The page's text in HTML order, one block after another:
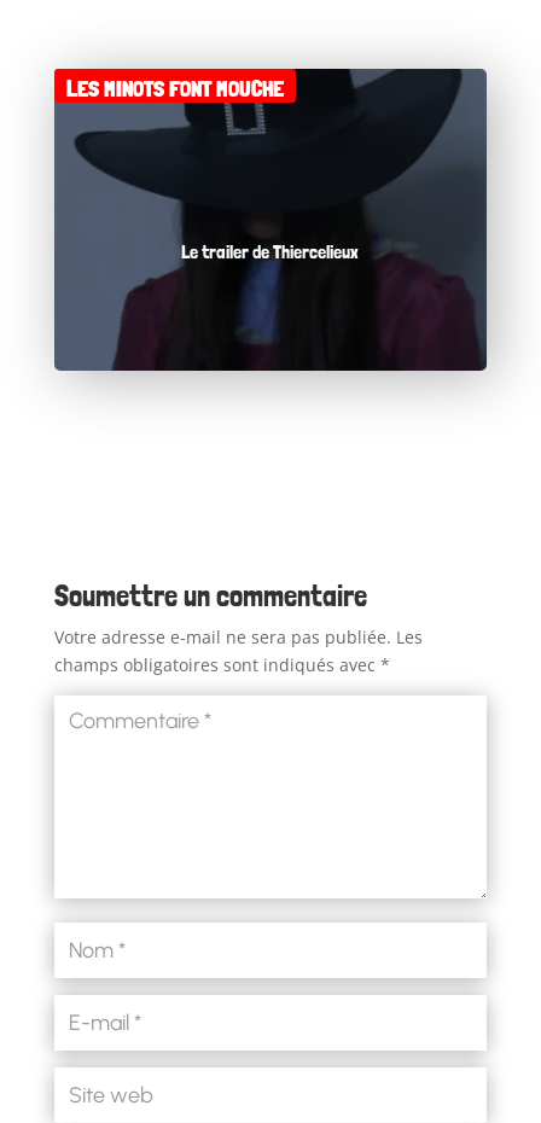
Le trailer de Thiercelieux
LES MINOTS FONT MOUCHE
Soumettre un commentaire
Votre adresse e-mail ne sera pas publiée. Les
champs obligatoires sont indiqués avec *